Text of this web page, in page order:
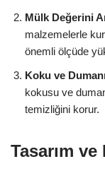
Mülk Değerini
malzemelerle
önemli ölçüde
Koku ve
kokusu ve
temizliğini korur.
Tasarım